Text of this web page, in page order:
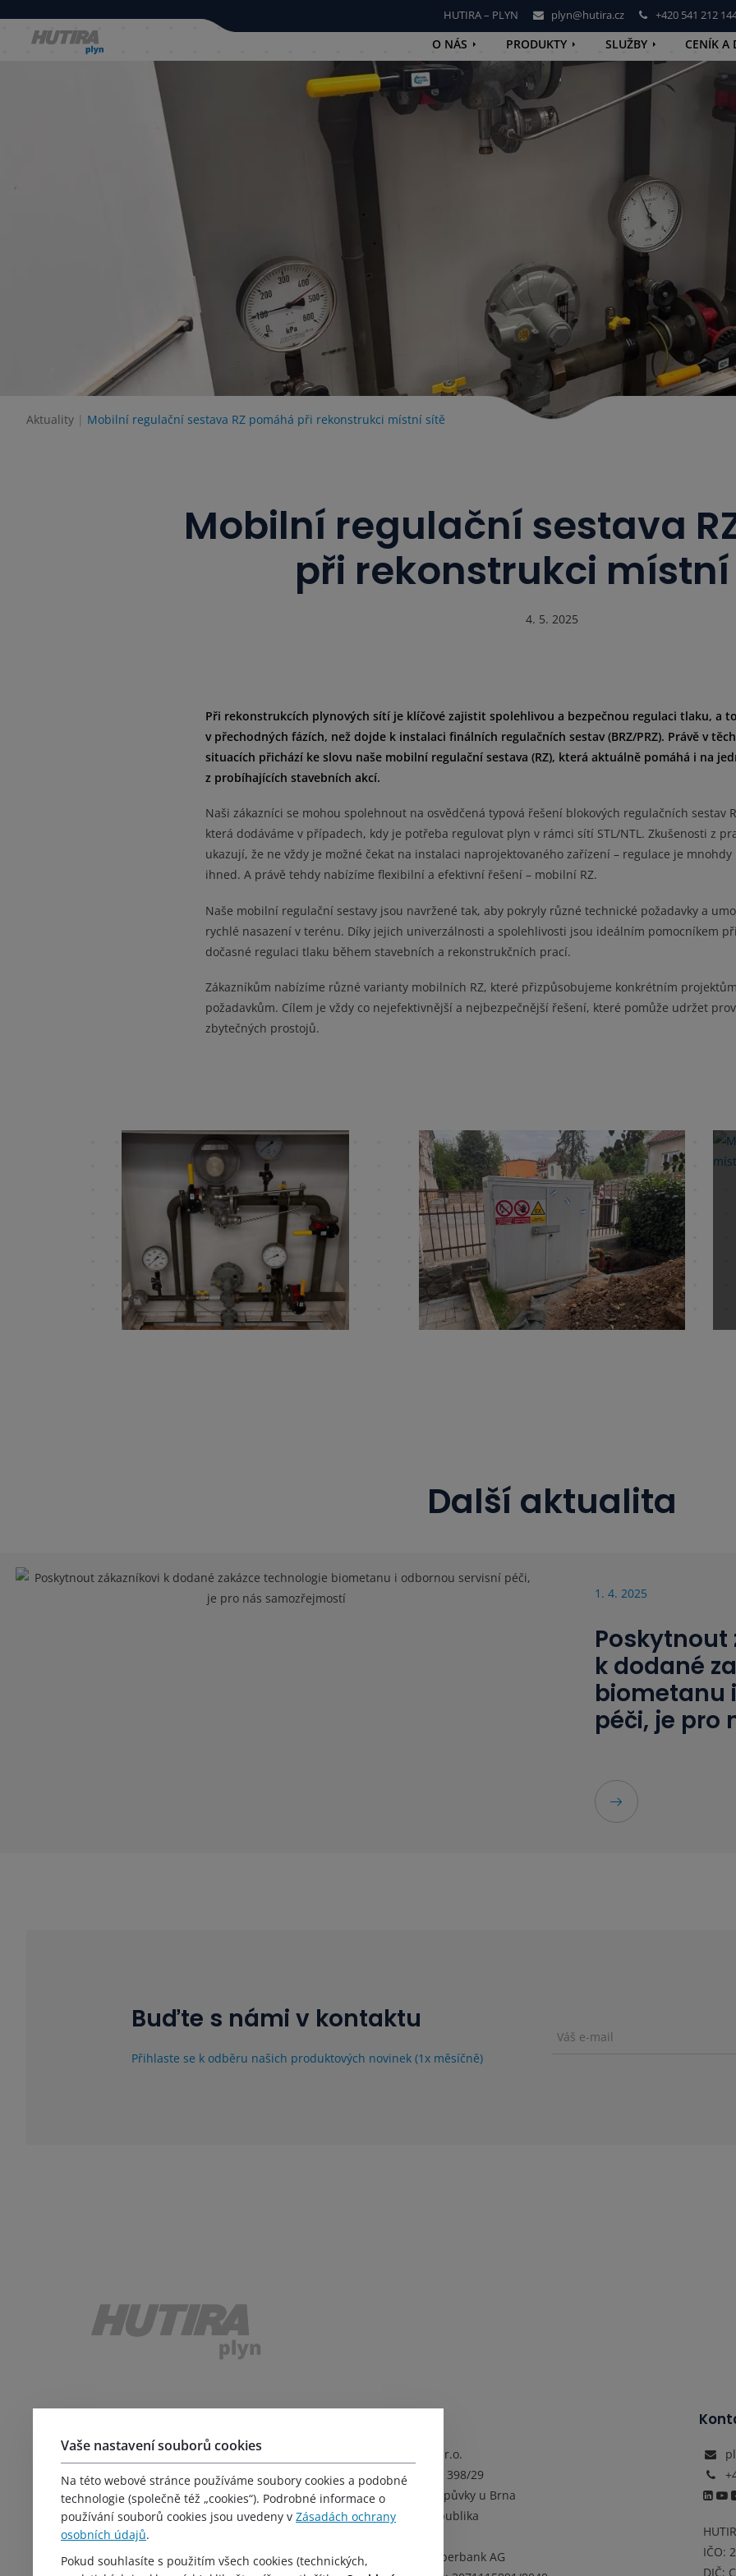
HUTIRA – PLYN plyn@hutira.cz +420 541 212
O NÁS PRODUKTY SLUŽBY CENÍK A
Aktuality Mobilní regulační sestava RZ pomáhá při rekonstrukci místní sítě
Mobilní regulační sestava
při rekonstrukci
4. 5. 2025
Při rekonstrukcích plynových sítí je klíčové zajistit spolehlivou a bezpečnou regulaci tlaku, a
v přechodných fázích, než dojde k instalaci finálních regulačních sestav (BRZ/PRZ). Právě v
situacích přichází ke slovu naše mobilní regulační sestava (RZ), která aktuálně pomáhá i na
z probíhajících stavebních akcí.
Naši zákazníci se mohou spolehnout na osvědčená typová řešení blokových regulačních sestav
která dodáváme v případech, kdy je potřeba regulovat plyn v rámci sítí STL/NTL. Zkušenosti z
ukazují, že ne vždy je možné čekat na instalaci naprojektovaného zařízení – regulace je
ihned. A právě tehdy nabízíme flexibilní a efektivní řešení – mobilní RZ.
Naše mobilní regulační sestavy jsou navržené tak, aby pokryly různé technické požadavky a
rychlé nasazení v terénu. Díky jejich univerzálnosti a spolehlivosti jsou ideálním pomocníkem
dočasné regulaci tlaku během stavebních a rekonstrukčních prací.
Zákazníkům nabízíme různé varianty mobilních RZ, které přizpůsobujeme konkrétním
požadavkům. Cílem je vždy co nejefektivnější a nejbezpečnější řešení, které pomůže udržet
zbytečných prostojů.
Další aktualita
1. 4. 2025
Poskytnout
k dodané
biometanu
péči, je pro
Buďte s námi v kontaktu
Přihlaste se k odběru našich produktových novinek (1x měsíčně)
Produkty
Servis
Kariéra
Školení
Obchodní podmínky
Reklamační řád
HUTIRA s.r.o.
Vintrovna 398/29
664 41 Popůvky u Brna
Česká republika
Banka: Oberbank AG
IČO:
DIČ:
Vaše nastavení souborů cookies
Na této webové stránce používáme soubory cookies a podobné
technologie (společně též „cookies“). Podrobné informace o
používání souborů cookies jsou uvedeny v Zásadách ochrany
osobních údajů.
Pokud souhlasíte s použitím všech cookies (technických,